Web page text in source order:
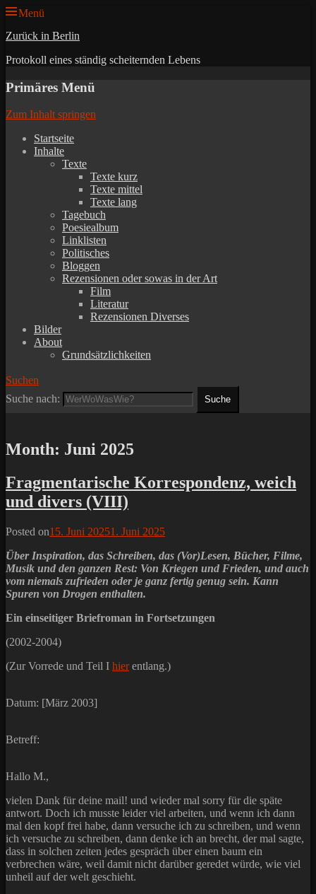
Menü
Zurück in Berlin
Protokoll eines ständig scheiternden Lebens
Primäres Menü
Zum Inhalt springen
Startseite
Inhalte
Texte
Texte kurz
Texte mittel
Texte lang
Tagebuch
Poesiealbum
Linklisten
Politisches
Bloggen
Rezensionen oder sowas in der Art
Film
Literatur
Rezensionen Diverses
Bilder
About
Grundsätzlichkeiten
Suchen
Suche nach:
Month: Juni 2025
Fragmentarische Korrespondenz, weich
und divers (VIII)
Posted on15. Juni 20251. Juni 2025
Über Inspiration, das Schreiben, das (Vor)Lesen, Bücher, Filme,
Musik und den ganzen Rest: Von Kriegen und Frieden, und auch
vom niemals zufrieden oder je ganz fertig genug sein. Kann
Spuren von Drogen enthalten.
Ein einseitiger Briefroman in Fortsetzungen
(2002-2004)
(Zur Vorrede und Teil I hierentlang.)
Datum: [März 2003]
Betreff:
Hallo M.,
vielen Dank für deine mail! und wieder mal sorry für die späte
antwort. Doch ich musste leider viel arbeiten, und wenn ich dann
mal den kopf frei habe, dann versuche ich zu schreiben, und wenn
ich versuche zu schreiben, dann denke ich an brecht, der mal sagte,
dass in solchen zeiten jedes gespräch über einen baum ein
verbrechen wäre, weil damit nicht darüber geredet würde, wie viel
unheil auf der welt geschieht.